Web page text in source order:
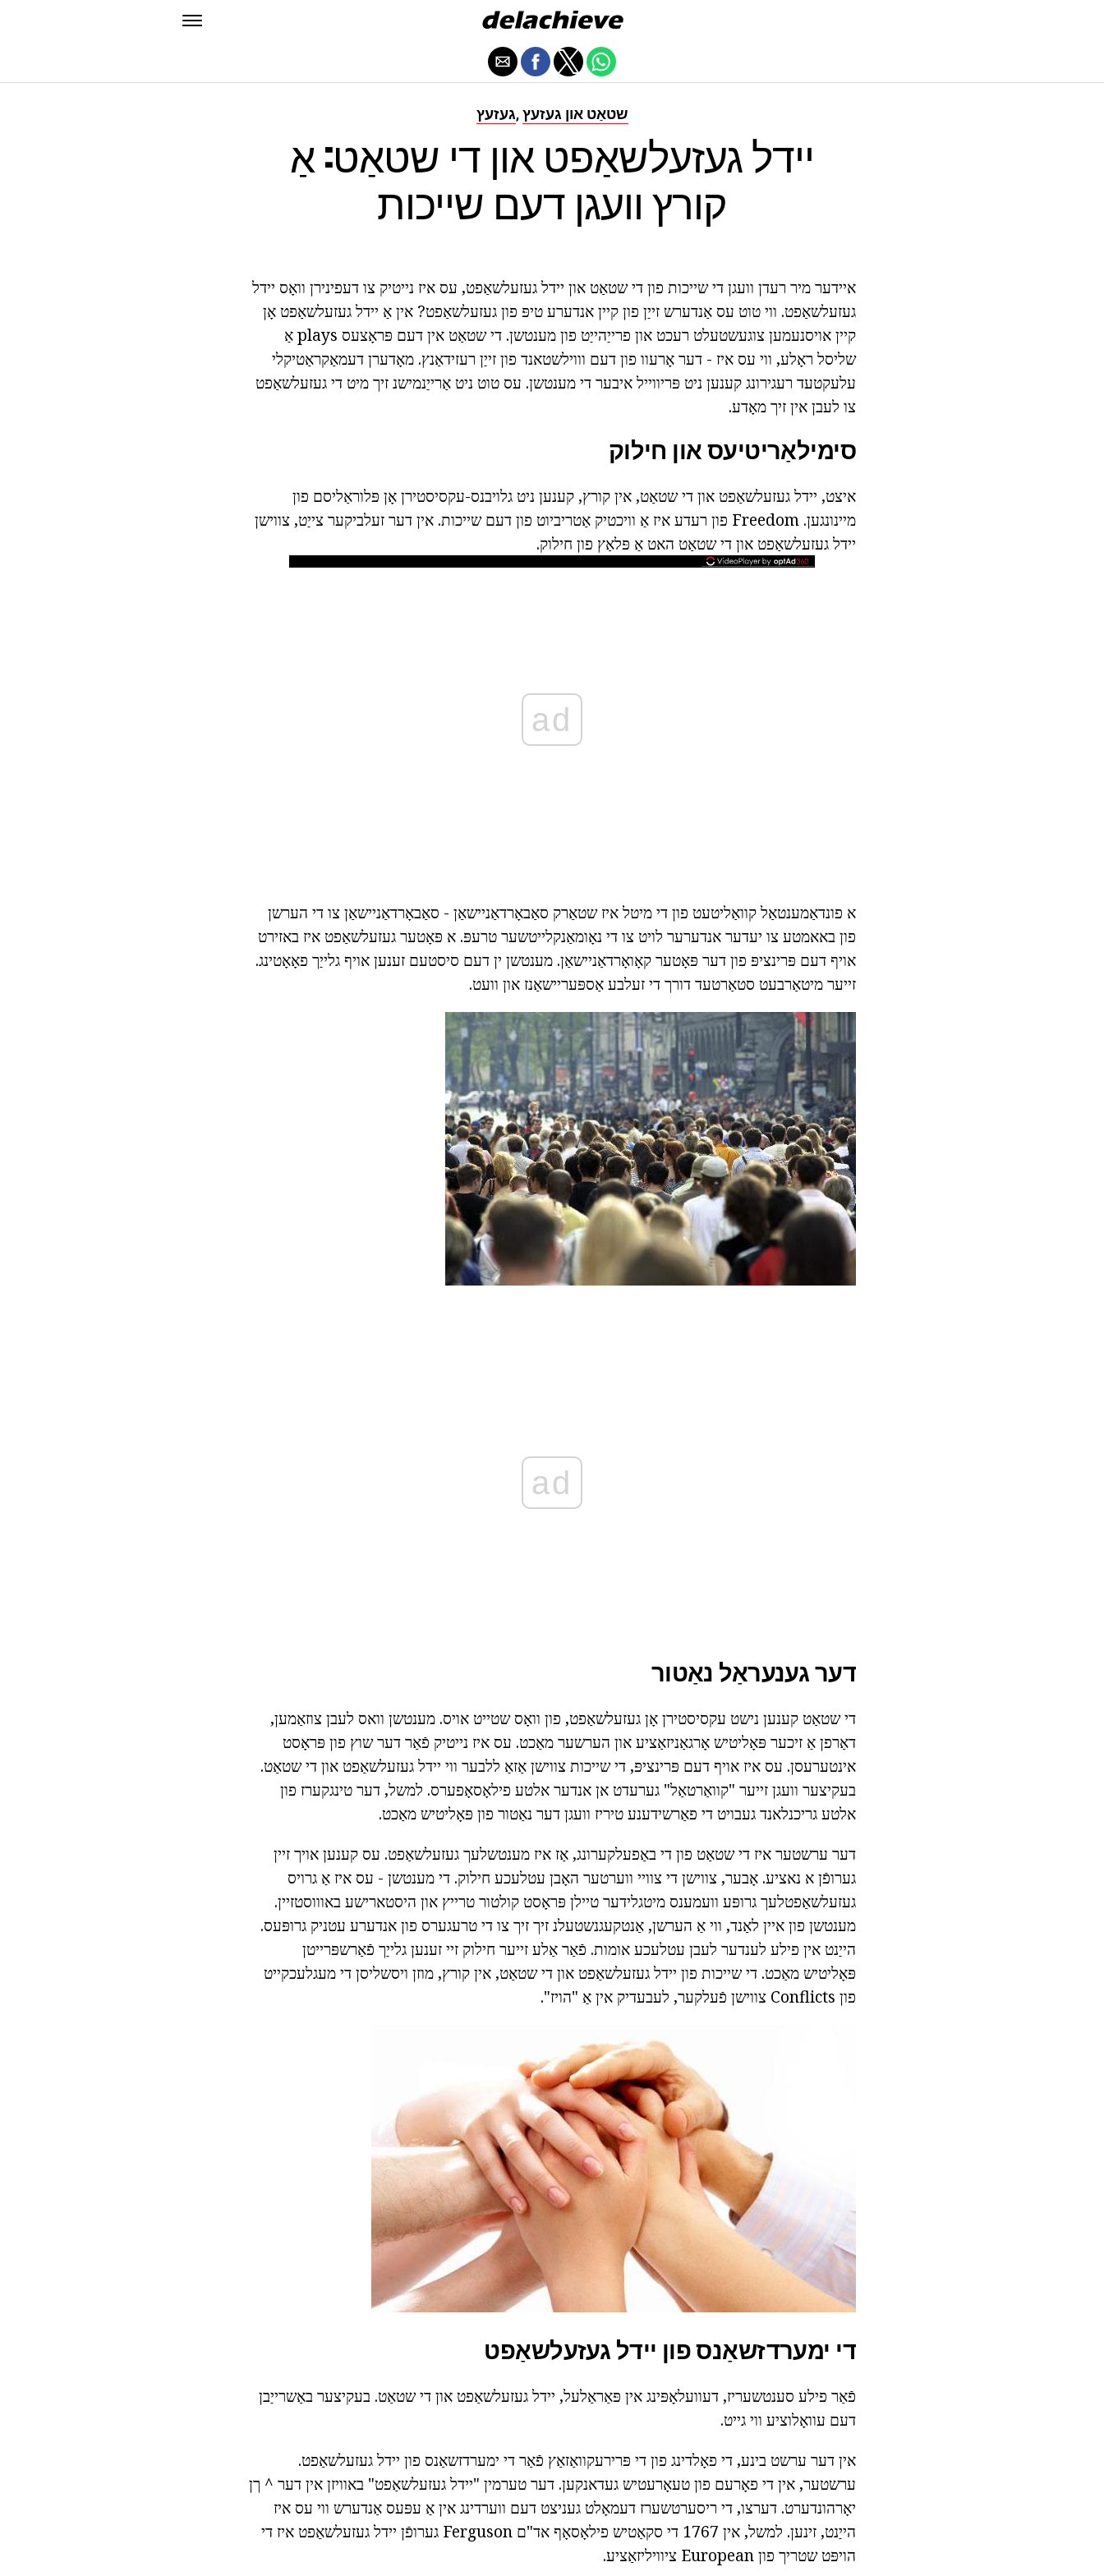
געזעץ, שטאַט און געזעץ
יידל געזעלשאַפט און די שטאַט: אַ
קורץ וועגן דעם שייכות
איידער מיר רעדן וועגן די שייכות פון די שטאַט און יידל געזעלשאַפט, עס איז נייטיק צו דעפינירן וואָס יידל
געזעלשאַפט. ווי טוט עס אַנדערש זייַן פון קיין אנדערע טיפּ פון געזעלשאַפט? אין אַ יידל געזעלשאַפט אָן
קיין אויסנעמען צוגעשטעלט רעכט און פרייַהייַט פון מענטשן. די שטאַט אין דעם פּראָצעס plays אַ
שליסל ראָלע, ווי עס איז - דער אָרעוו פון דעם וווילשטאנד פון זייַן רעזידאַנץ. מאָדערן דעמאַקראַטיקלי
עלעקטעד רעגירונג קענען ניט פּריווייל איבער די מענטשן. עס טוט ניט אַרייַנמישנ זיך מיט די געזעלשאַפט
צו לעבן אין זיך מאָדע.
סימילאַריטיעס און חילוק
איצט, יידל געזעלשאַפט און די שטאַט, אין קורץ, קענען ניט גלויבנס-עקסיסטירן אָן פּלוראַליסם פון
מיינונגען. Freedom פון רעדע איז אַ וויכטיק אַטריביוט פון דעם שייכות. אין דער זעלביקער צייַט, צווישן
יידל געזעלשאַפט און די שטאַט האט אַ פּלאַץ פון חילוק.
ad
א פונדאַמענטאַל קוואַליטעט פון די מיטל איז שטאַרק סאַבאָרדאַניישאַן - סאַבאָרדאַניישאַן צו די הערשן
פון באאמטע צו יעדער אנדערער לויט צו די נאָומאַנקלייטשער טרעפּ. א פּאָטער געזעלשאַפט איז באזירט
אויף דעם פּרינציפּ פון דער פּאָטער קאָואָרדאַניישאַן. מענטשן ין דעם סיסטעם זענען אויף גלייַך פאָאָטינג.
זייער מיטאַרבעט סטאַרטעד דורך די זעלבע אַספּעריישאַנז און וועט.
ad
דער גענעראַל נאַטור
די שטאַט קענען נישט עקסיסטירן אָן געזעלשאַפט, פון וואָס שטייט אויס. מענטשן וואס לעבן צוזאַמען,
דאַרפן אַ זיכער פּאָליטיש אָרגאַניזאַציע און הערשער מאַכט. עס איז נייטיק פֿאַר דער שוץ פון פּראָסט
אינטערעסן. עס איז אויף דעם פּרינציפּ, די שייכות צווישן אַזאַ ללבער ווי יידל געזעלשאַפט און די שטאַט.
בעקיצער וועגן זייער "קוואַרטאַל" גערעדט אן אנדער אלטע פילאָסאָפערס. למשל, דער טינגקערז פון
אלטע גריכנלאנד געבויט די פאַרשידענע טיריז וועגן דער נאַטור פון פּאָליטיש מאַכט.
דער ערשטער איז די שטאַט פון די באַפעלקערונג, אַז איז מענטשלעך געזעלשאַפט. עס קענען אויך זיין
גערופֿן א נאציע. אָבער, צווישן די צוויי ווערטער האָבן עטלעכע חילוק. די מענטשן - עס איז אַ גרויס
געזעלשאַפטלעך גרופּע וועמענס מיטגלידער טיילן פּראָסט קולטור טרייץ און היסטארישע באוווסטזיין.
מענטשן פון איין לאַנד, ווי אַ הערשן, אַנטקעגנשטעלנ זיך זיך צו די טרעגערס פון אנדערע עטניק גרופּעס.
הייַנט אין פילע לענדער לעבן עטלעכע אומות. פֿאַר אַלע זייער חילוק זיי זענען גלייַך פֿאַרשפּרייטן
פּאָליטיש מאַכט. די שייכות פון יידל געזעלשאַפט און די שטאַט, אין קורץ, מוזן ויסשליסן די מעגלעכקייט
פון Conflicts צווישן פֿעלקער, לעבעדיק אין אַ "הויז".
די ימערדזשאַנס פון יידל געזעלשאַפט
פֿאַר פילע סענטשעריז, דעוועלאָפּינג אין פּאַראַלעל, יידל געזעלשאַפט און די שטאַט. בעקיצער באַשרייַבן
דעם עוואָלוציע ווי גייט.
אין דער ערשט בינע, די פאָלדינג פון די פּרירעקוואַזאַץ פֿאַר די ימערדזשאַנס פון יידל געזעלשאַפט.
ערשטער, אין די פאָרעם פון טעאָרעטיש געדאנקען. דער טערמין "יידל געזעלשאַפט" באוויזן אין דער ^ ךן
יאָרהונדערט. דערצו, די ריסערטשערז דעמאָלט געניצט דעם ווערדינג אין אַ עפּעס אַנדערש ווי עס איז
הייַנט, זינען. למשל, אין 1767 די סקאַטיש פילאָסאָף אד"ם Ferguson גערופֿן יידל געזעלשאַפט איז די
הויפּט שטריך פון European ציוויליזאַציע.